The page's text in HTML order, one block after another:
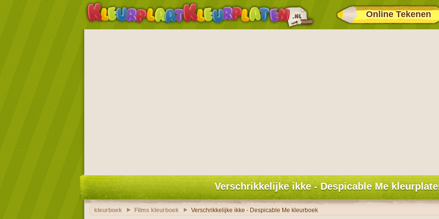
Online Tekenen
Verschrikkelijke ikke - Despicable Me
kleurboek Films kleurboek Verschrikkelijke ikke - Despicable Me kleurboek